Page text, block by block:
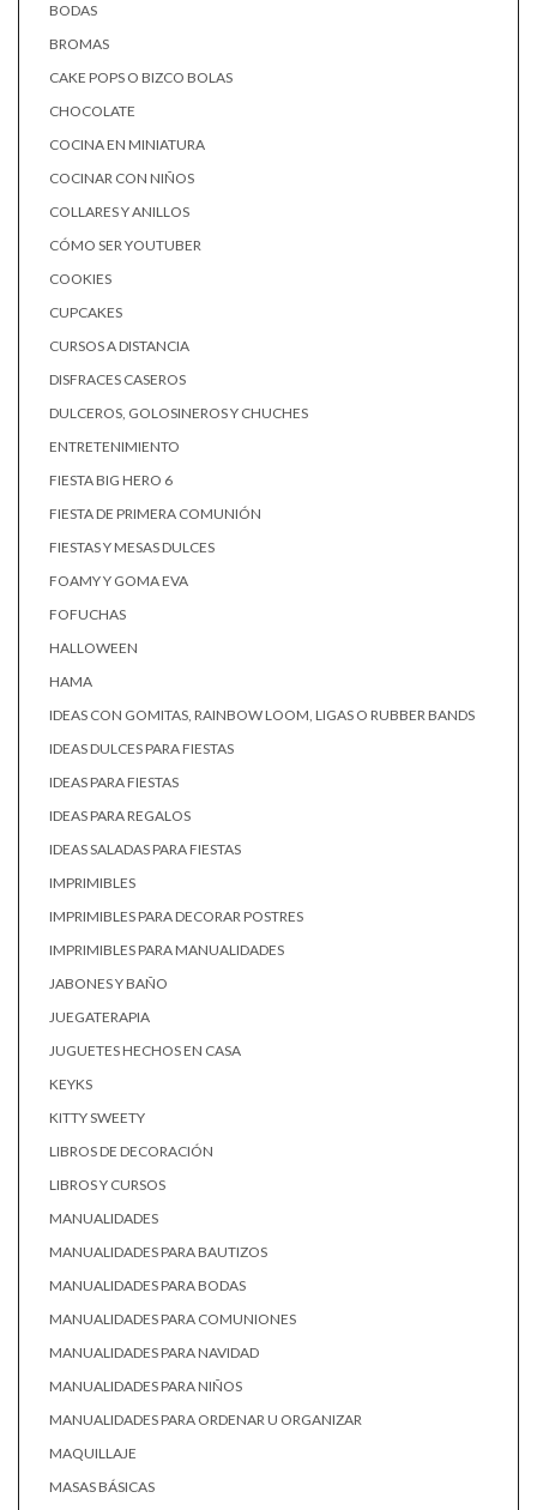
BODAS
BROMAS
CAKE POPS O BIZCO BOLAS
CHOCOLATE
COCINA EN MINIATURA
COCINAR CON NIÑOS
COLLARES Y ANILLOS
CÓMO SER YOUTUBER
COOKIES
CUPCAKES
CURSOS A DISTANCIA
DISFRACES CASEROS
DULCEROS, GOLOSINEROS Y CHUCHES
ENTRETENIMIENTO
FIESTA BIG HERO 6
FIESTA DE PRIMERA COMUNIÓN
FIESTAS Y MESAS DULCES
FOAMY Y GOMA EVA
FOFUCHAS
HALLOWEEN
HAMA
IDEAS CON GOMITAS, RAINBOW LOOM, LIGAS O RUBBER BANDS
IDEAS DULCES PARA FIESTAS
IDEAS PARA FIESTAS
IDEAS PARA REGALOS
IDEAS SALADAS PARA FIESTAS
IMPRIMIBLES
IMPRIMIBLES PARA DECORAR POSTRES
IMPRIMIBLES PARA MANUALIDADES
JABONES Y BAÑO
JUEGATERAPIA
JUGUETES HECHOS EN CASA
KEYKS
KITTY SWEETY
LIBROS DE DECORACIÓN
LIBROS Y CURSOS
MANUALIDADES
MANUALIDADES PARA BAUTIZOS
MANUALIDADES PARA BODAS
MANUALIDADES PARA COMUNIONES
MANUALIDADES PARA NAVIDAD
MANUALIDADES PARA NIÑOS
MANUALIDADES PARA ORDENAR U ORGANIZAR
MAQUILLAJE
MASAS BÁSICAS